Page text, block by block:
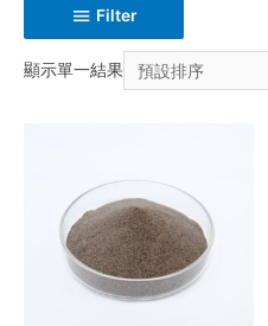
Filter
顯示單一結果